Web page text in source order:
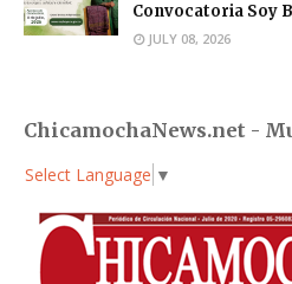
Convocatoria Soy
JULY 08, 2026
ChicamochaNews.net -
Select Language ▼